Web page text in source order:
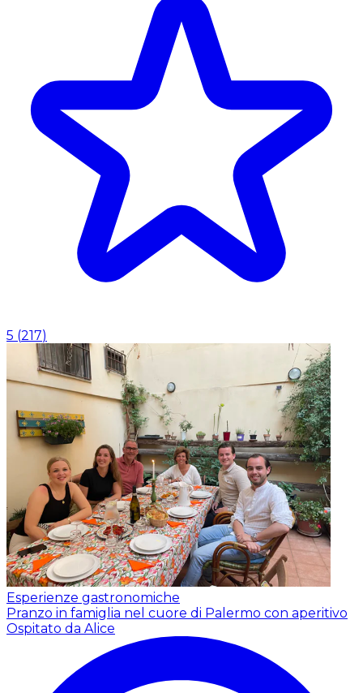
5 (217)
Esperienze gastronomiche
Pranzo in famiglia nel cuore di Palermo con aperitivo
Ospitato da Alice